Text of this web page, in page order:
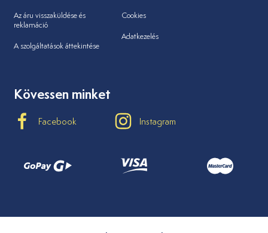
Az áru visszaküldése és
reklamáció
A szolgáltatások áttekintése
Cookies
Adatkezelés
Kövessen minket
Facebook Instagram